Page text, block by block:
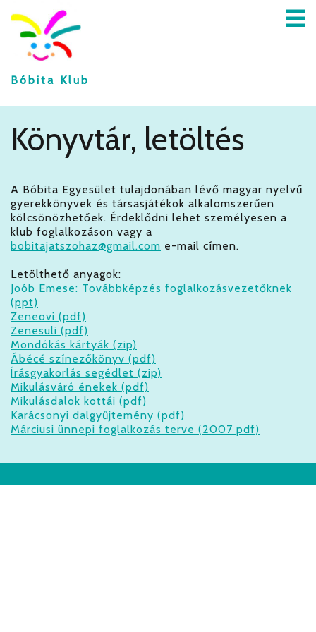
Bóbita Klub
A BÓBITA
KLUBRÓL
BEIRATKOZÁS
FACEBOOK
ÉNEKEK,
FOGLALKOZÁSOK
KÖNYVTÁR,
LETÖLTÉS
Könyvtár, letöltés
A Bóbita Egyesület tulajdonában lévő magyar nyelvű
gyerekkönyvek és társasjátékok alkalomszerűen
kölcsönözhetőek. Érdeklődni lehet személyesen a
klub foglalkozáson vagy a
bobitajatszohaz@gmail.com e-mail címen.
Letölthető anyagok:
Joób Emese: Továbbképzés foglalkozásvezetőknek
(ppt)
Zeneovi (pdf)
Zenesuli (pdf)
Mondókás kártyák (zip)
Ábécé színezőkönyv (pdf)
Írásgyakorlás segédlet (zip)
Mikulásváró énekek (pdf)
Mikulásdalok kottái (pdf)
Karácsonyi dalgyűjtemény (pdf)
Márciusi ünnepi foglalkozás terve (2007 pdf)